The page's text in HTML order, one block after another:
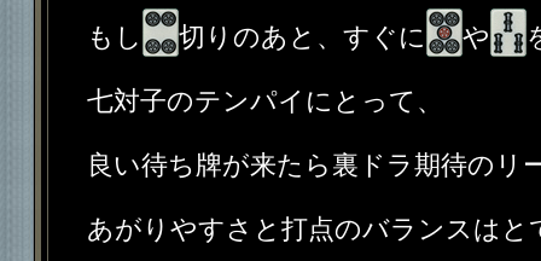
もし 切りのあと、すぐに や
七対子のテンパイにとって、
良い待ち牌が来たら裏ドラ期待のリ
あがりやすさと打点のバランスはと